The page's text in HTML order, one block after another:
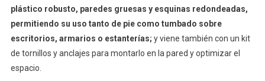
plástico robusto, paredes gruesas y esquinas redondeadas,
permitiendo su uso tanto de pie como tumbado sobre
escritorios, armarios o estanterías; y viene también con un kit
de tornillos y anclajes para montarlo en la pared y optimizar el
espacio.